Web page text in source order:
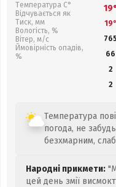
Температура С°
Відчувається як
Тиск, мм
Вологість, %
Вітер, м/с
Ймовірність опадів,
%
19°
19°
765
66
2
2
Температура
погода, не
безхмарним,
Народні прикмети:
цей день змії